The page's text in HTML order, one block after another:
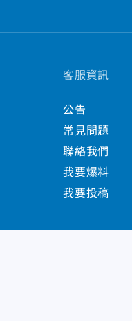
客服資訊
公告
常見問題
聯絡我們
我要爆料
我要投稿